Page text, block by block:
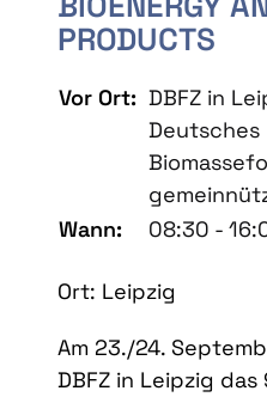
PRODUCTS
Vor Ort: DBFZ in
Deutsches
Wann:
08:30 -
Ort: Leipzig
Am 23./24.
DBFZ in Leipzig